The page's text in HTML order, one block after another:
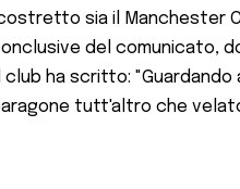
sia il Manchester
del comunicato,
ha scritto: "Guardando
tutt'altro che